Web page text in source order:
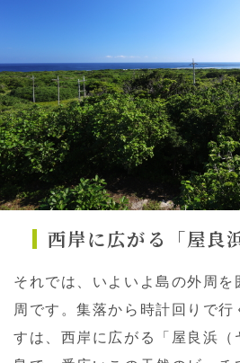
西岸に広がる「屋良浜
それでは、いよいよ島の外周を
周です。集落から時計回りで行
すは、西岸に広がる「屋良浜（